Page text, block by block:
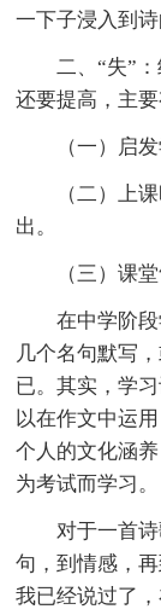
一下子浸入到诗
二、“失”
还要提高，主
（一）启
（二）上
出。
（三）课
在中学阶
几个名句默写
已。其实，学
以在作文中运
个人的文化涵
为考试而学习。
对于一首
句，到情感，
我已经说过了